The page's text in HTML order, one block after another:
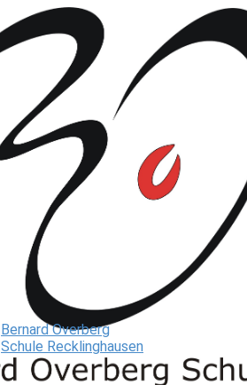
Bernard Overberg
Schule Recklinghausen